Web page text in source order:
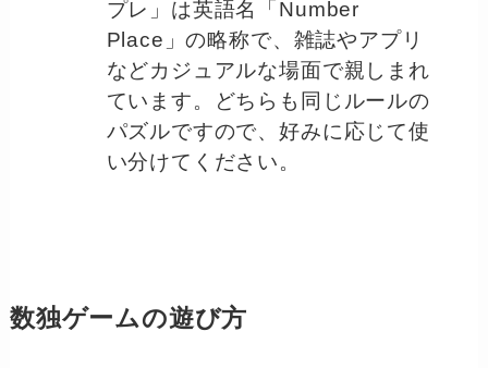
プレ」は英語名「Number
Place」の略称で、雑誌やアプリ
などカジュアルな場面で親しまれ
ています。どちらも同じルールの
パズルですので、好みに応じて使
い分けてください。
数独ゲームの遊び方